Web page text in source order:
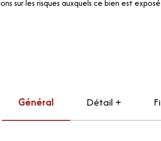
sur les risques auxquels ce bien est
Général Détail +